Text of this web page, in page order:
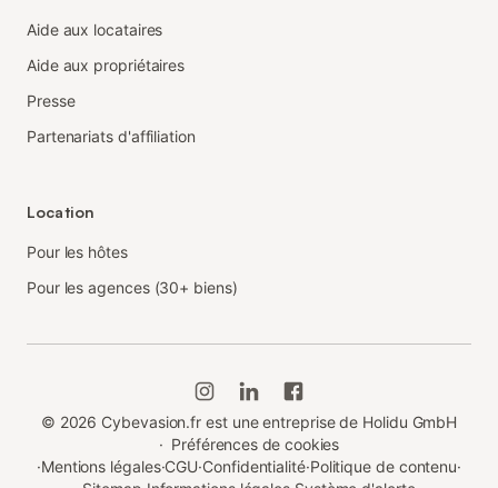
Aide aux locataires
Aide aux propriétaires
Presse
Partenariats d'affiliation
Location
Pour les hôtes
Pour les agences (30+ biens)
© 2026 Cybevasion.fr est une entreprise de Holidu GmbH
· Préférences de cookies
·Mentions légales·CGU·Confidentialité·Politique de contenu·